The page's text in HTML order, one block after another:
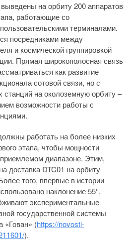
на орбиту 200 аппаратов
работающие со
терминалами.
посредниками между
и космической группировкой
Прямая широкополосная связь
как развитие
сотовой связи, но с
на околоземную орбиту –
возможности работы с
работать на более низких
этапа, чтобы мощности
диапазоне. Этим,
доставка DTC01 на орбиту
того, впервые в истории
наклонение 55°,
экспериментальные
государственной системы
«Гован» (https://novosti-
).